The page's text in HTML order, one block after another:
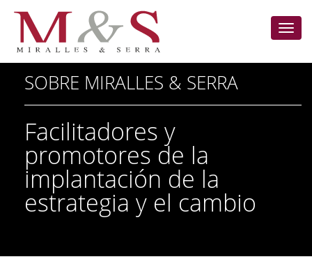
&
SOBRE MIRALLES & SERRA
Facilitadores y
promotores de la
implantación de la
estrategia y el cambio